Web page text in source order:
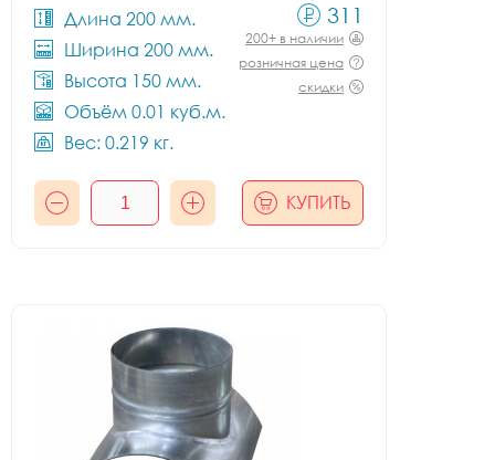
Длина 200 мм.
Ширина 200 мм.
Высота 150 мм.
Объём 0.01 куб.м.
Вес: 0.219 кг.
311
200+ в наличии
розничная цена
скидки
КУПИТЬ